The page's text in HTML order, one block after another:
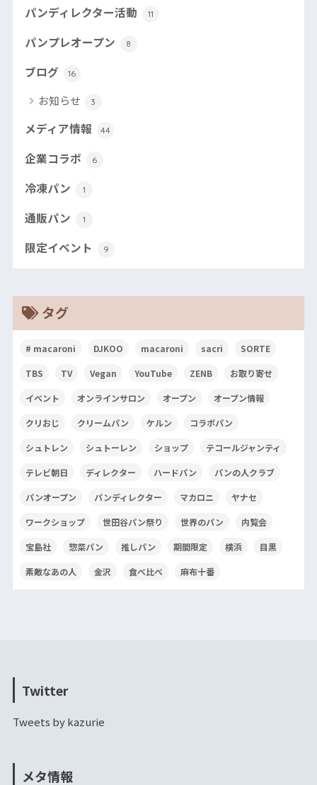
パンディレクター活動 11
パンプレオープン 8
ブログ 16
お知らせ 3
メディア情報 44
企業コラボ 6
冷凍パン 1
通販パン 1
限定イベント 9
タグ
# macaroni DJKOO macaroni sacri SORTE
TBS TV Vegan YouTube ZENB お取り寄せ
イベント オンラインサロン オープン オープン情報
クリおじ クリームパン ケルン コラボパン
シュトレン シュトーレン ショップ テコールジャンティ
テレビ朝日 ディレクター ハードパン パンの人クラブ
パンオープン パンディレクター マカロニ ヤナセ
ワークショップ 世田谷パン祭り 世界のパン 内覧会
宝島社 惣菜パン 推しパン 期間限定 横浜 目黒
素敵なあの人 金沢 食べ比べ 麻布十番
Twitter
Tweets by kazurie
メタ情報